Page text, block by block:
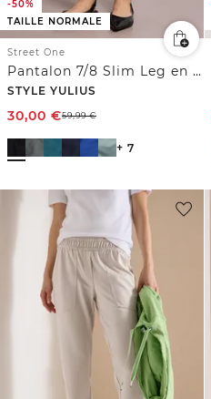
-50%
TAILLE NORMALE
Street One
Pantalon 7/8 Slim Leg en satin
STYLE YULIUS
30,00 €59,99€
+ 7